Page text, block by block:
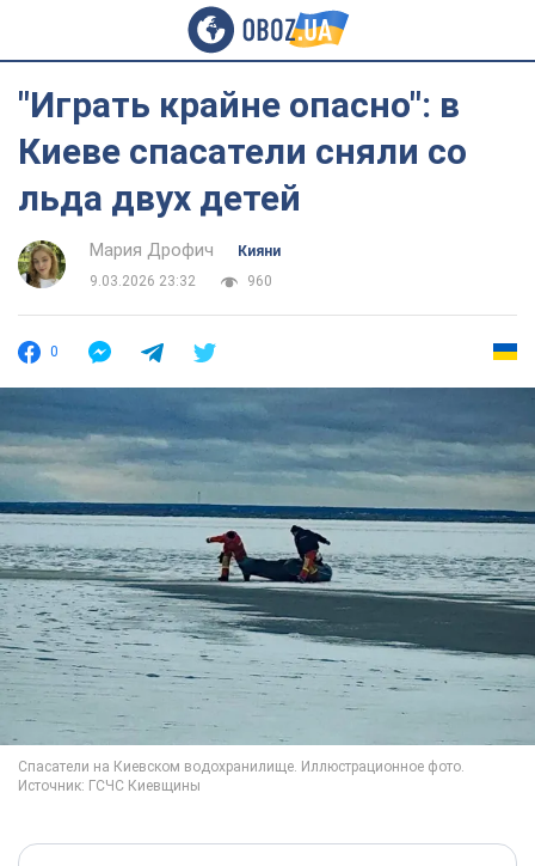
"Играть крайне опасно": в
Киеве спасатели сняли со
льда двух детей
Мария Дрофич
Кияни
9.03.2026 23:32
960
0